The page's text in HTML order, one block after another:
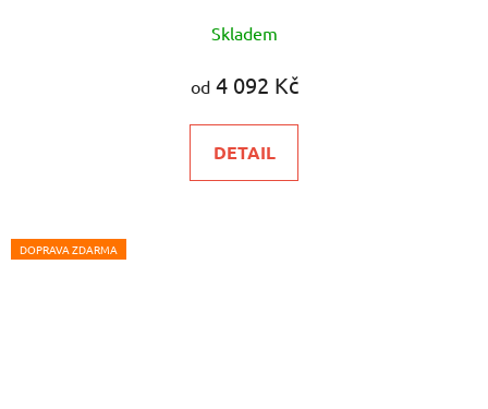
Skladem
od4 092 Kč
DETAIL
DOPRAVA ZDARMA